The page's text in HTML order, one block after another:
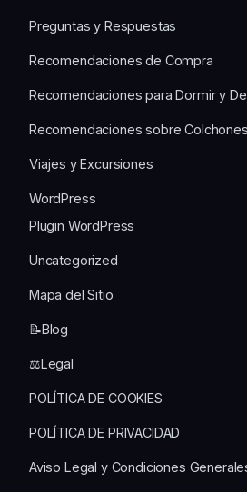
Preguntas y Respuestas
Recomendaciones de Compra
Recomendaciones para Dormir y
Recomendaciones sobre Colchones
Viajes y Excursiones
WordPress
Plugin WordPress
Uncategorized
Mapa del Sitio
📝Blog
⚖️Legal
POLÍTICA DE COOKIES
POLÍTICA DE PRIVACIDAD
Aviso Legal y Condiciones